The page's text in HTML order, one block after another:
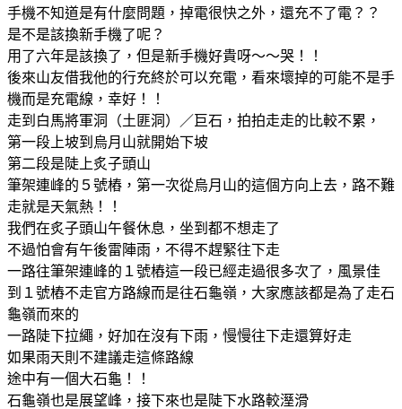
手機不知道是有什麼問題，掉電很快之外，還充不了電？？
是不是該換新手機了呢？
用了六年是該換了，但是新手機好貴呀～～哭！！
後來山友借我他的行充終於可以充電，看來壞掉的可能不是手
機而是充電線，幸好！！
走到白馬將軍洞（土匪洞）／巨石，拍拍走走的比較不累，
第一段上坡到烏月山就開始下坡
第二段是陡上炙子頭山
筆架連峰的５號樁，第一次從烏月山的這個方向上去，路不難
走就是天氣熱！！
我們在炙子頭山午餐休息，坐到都不想走了
不過怕會有午後雷陣雨，不得不趕緊往下走
一路往筆架連峰的１號樁這一段已經走過很多次了，風景佳
到１號樁不走官方路線而是往石龜嶺，大家應該都是為了走石
龜嶺而來的
一路陡下拉繩，好加在沒有下雨，慢慢往下走還算好走
如果雨天則不建議走這條路線
途中有一個大石龜！！
石龜嶺也是展望峰，接下來也是陡下水路較溼滑